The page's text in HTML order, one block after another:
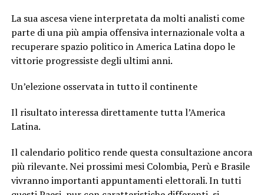
La sua ascesa viene interpretata da molti analisti come
parte di una più ampia offensiva internazionale volta a
recuperare spazio politico in America Latina dopo le
vittorie progressiste degli ultimi anni.
Un’elezione osservata in tutto il continente
Il risultato interessa direttamente tutta l’America
Latina.
Il calendario politico rende questa consultazione ancora
più rilevante. Nei prossimi mesi Colombia, Perù e Brasile
vivranno importanti appuntamenti elettorali. In tutti